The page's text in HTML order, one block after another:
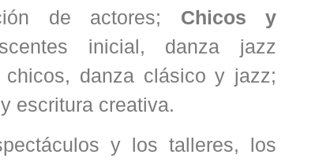
de actores; Chicos y
inicial, danza jazz
danza clásico y jazz;
escritura creativa.
y los talleres, los